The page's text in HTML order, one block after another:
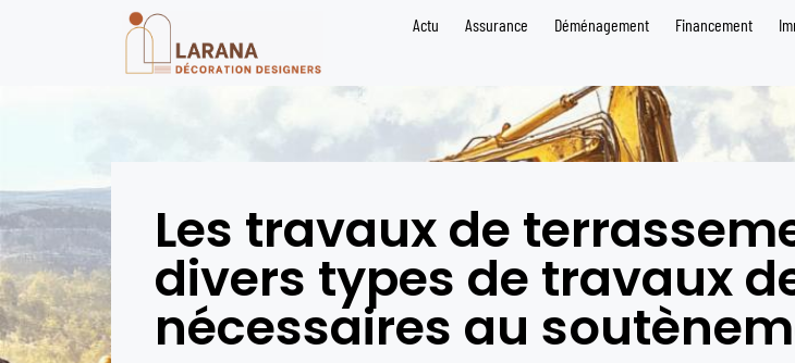
Actu Assurance Déménagement Financement
Les travaux de
divers types de travaux
nécessaires au